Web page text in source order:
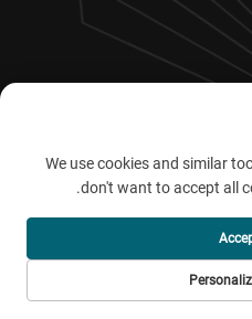
مقاطعة شاندونغ
شركة تشينغداو جياو باو للمواد الجديدة
الحقوق محفوظة.
We use cookies and similar
don't want to accept all